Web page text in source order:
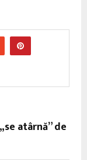
atârnă” de